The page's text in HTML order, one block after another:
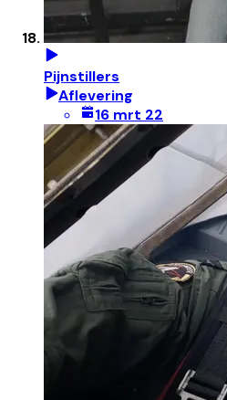
Pijnstillers
Aflevering
16 mrt 22